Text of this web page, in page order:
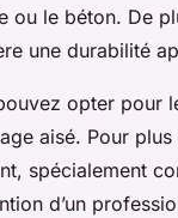
ou le béton. De
une durabilité
opter pour
aisé. Pour
spécialement
d’un